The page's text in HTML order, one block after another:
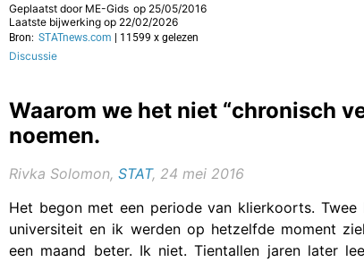
Geplaatst door ME-Gids op 25/05/2016
Laatste bijwerking op 22/02/2026
Bron: STATnews.com | 11599 x gelezen
Discussie
Waarom we het niet “chronisch
noemen.
Rivka Solomon, STAT, 24 mei 2016
Het begon met een periode van klierkoorts. Twee
universiteit en ik werden op hetzelfde moment
een maand beter. Ik niet. Tientallen jaren later